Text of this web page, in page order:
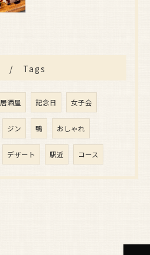
Tags
居酒屋 記念日 女子会
ジン 鴨 おしゃれ
デザート 駅近 コース